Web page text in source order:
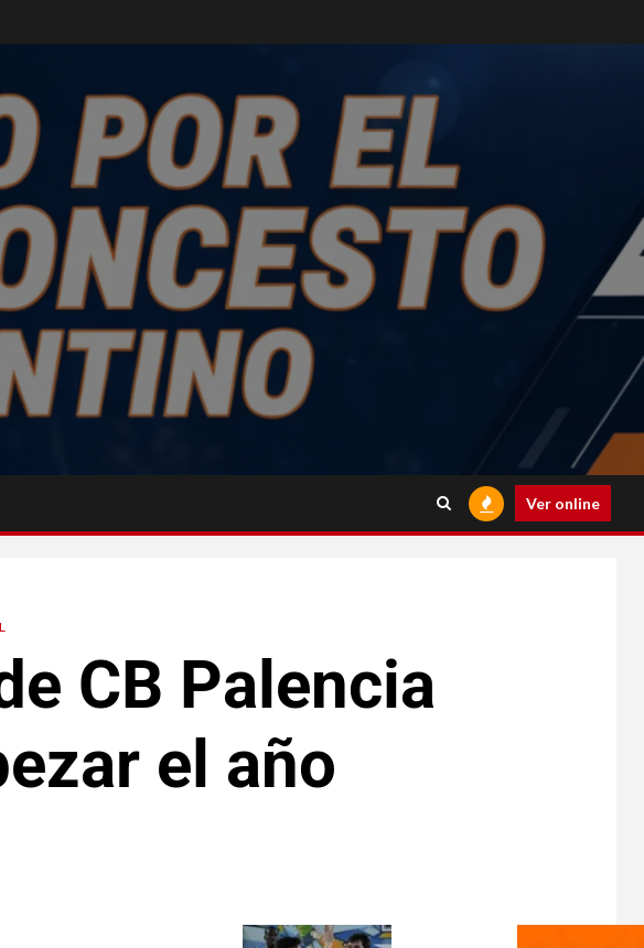
Ver online
CB Palencia
el año